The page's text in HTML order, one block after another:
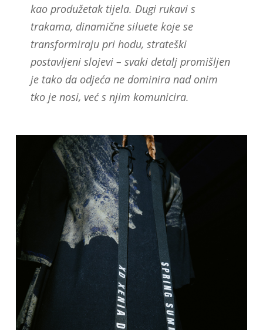
kao produžetak tijela. Dugi rukavi s
trakama, dinamične siluete koje se
transformiraju pri hodu, strateški
postavljeni slojevi – svaki detalj promišljen
je tako da odjeća ne dominira nad onim
tko je nosi, već s njim komunicira.